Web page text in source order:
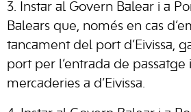
3. Instar al Govern Balear i a
Balears que, només en cas
tancament del port d’Eivissa,
port per l’entrada de passatge
mercaderies a d’Eivissa.